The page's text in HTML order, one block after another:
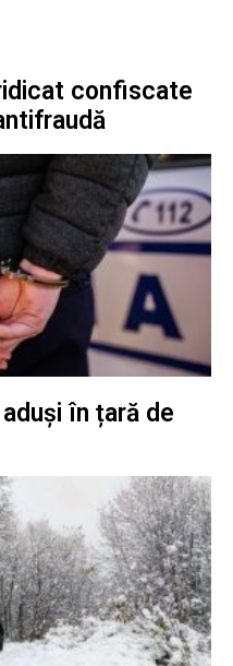
confiscate
în țară de